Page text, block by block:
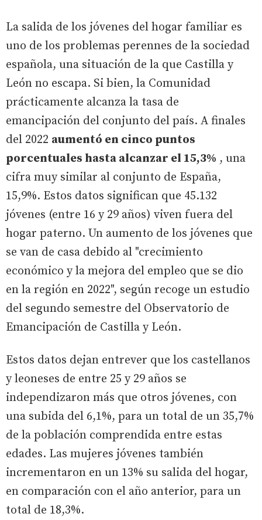
La salida de los jóvenes del hogar familiar es
uno de los problemas perennes de la sociedad
española, una situación de la que Castilla y
León no escapa. Si bien, la Comunidad
prácticamente alcanza la tasa de
emancipación del conjunto del país. A finales
del 2022 aumentó en cinco puntos
porcentuales hasta alcanzar el 15,3% , una
cifra muy similar al conjunto de España,
15,9%. Estos datos significan que 45.132
jóvenes (entre 16 y 29 años) viven fuera del
hogar paterno. Un aumento de los jóvenes que
se van de casa debido al "crecimiento
económico y la mejora del empleo que se dio
en la región en 2022", según recoge un estudio
del segundo semestre del Observatorio de
Emancipación de Castilla y León.
Estos datos dejan entrever que los castellanos
y leoneses de entre 25 y 29 años se
independizaron más que otros jóvenes, con
una subida del 6,1%, para un total de un 35,7%
de la población comprendida entre estas
edades. Las mujeres jóvenes también
incrementaron en un 13% su salida del hogar,
en comparación con el año anterior, para un
total de 18,3%.